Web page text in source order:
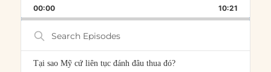
RATE
FORWARD
00:00 10:21
Search
Episodes
Tại sao Mỹ cứ liên tục đánh đâu thua đó?